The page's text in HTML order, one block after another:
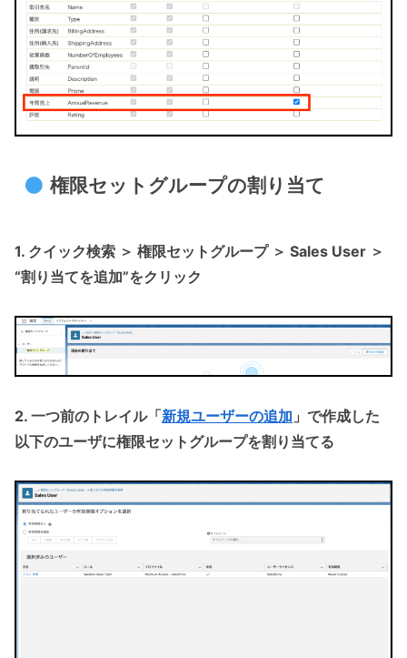
権限セットグループの割り当て
1. クイック検索 ＞ 権限セットグループ ＞ Sales User ＞
“割り当てを追加”をクリック
2. 一つ前のトレイル「新規ユーザーの追加 」で作成した
以下のユーザに権限セットグループを割り当てる